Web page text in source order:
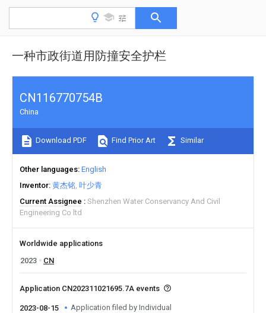
一种市政街道用防撞安全护栏
CN116770754B
China
Download PDF Find Prior Art Similar
Other languages English
Inventor 黄杰铭 叶少青
Current Assignee
Shenzhen Water Conservancy And Civil
Engineering Co ltd
Worldwide applications
2023
CN
Application CN202311021695.7A events
2023-08-15 Application filed by Individual